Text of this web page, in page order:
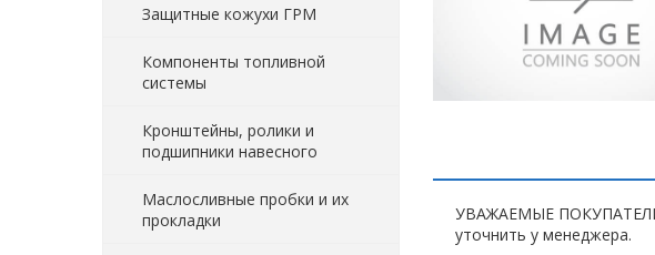
Защитные кожухи ГРМ
Компоненты топливной
системы
Кронштейны, ролики и
подшипники навесного
Маслосливные пробки и их
прокладки
УВАЖАЕМЫЕ ПОКУПАТЕЛИ!
уточнить у менеджера.